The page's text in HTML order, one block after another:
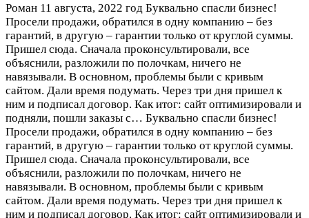
Роман 11 августа, 2022 год Буквально спасли бизнес!
Просели продажи, обратился в одну компанию – без
гарантий, в другую – гарантии только от круглой суммы.
Пришел сюда. Сначала проконсультировали, все
объяснили, разложили по полочкам, ничего не
навязывали. В основном, проблемы были с кривым
сайтом. Дали время подумать. Через три дня пришел к
ним и подписал договор. Как итог: сайт оптимизировали и
подняли, пошли заказы с… Буквально спасли бизнес!
Просели продажи, обратился в одну компанию – без
гарантий, в другую – гарантии только от круглой суммы.
Пришел сюда. Сначала проконсультировали, все
объяснили, разложили по полочкам, ничего не
навязывали. В основном, проблемы были с кривым
сайтом. Дали время подумать. Через три дня пришел к
ним и подписал договор. Как итог: сайт оптимизировали и